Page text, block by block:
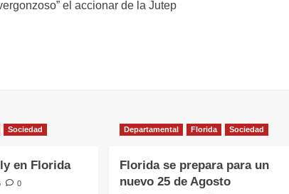
entradas
el accionar de la Jutep
Sociedad
en Florida
0
Departamental Florida Sociedad
Florida se prepara para un
nuevo 25 de Agosto